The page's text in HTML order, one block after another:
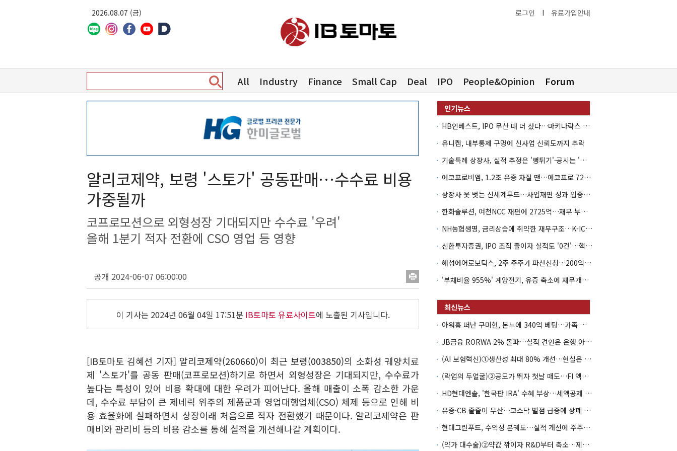
2026.08.07 (금) 로그인 I 유료가입안내
All Industry Finance Small Cap Deal IPO People&Opinion Forum
알리코제약, 보령 '스토가' 공동판매…수수료 비용
가중될까
코프로모션으로 외형성장 기대되지만 수수료 '우려'
올해 1분기 적자 전환에 CSO 영업 등 영향
공개 2024-06-07 06:00:00
이 기사는 2024년 06월 04일 17:51분 IB토마토 유료사이트에 노출된 기사입니다.
[IB토마토 김혜선 기자] 알리코제약(260660)이 최근 보령(003850)의 소화성 궤양치료
제 '스토가'를 공동 판매(코프로모션)하기로 하면서 외형성장은 기대되지만, 수수료가
높다는 특성이 있어 비용 확대에 대한 우려가 피어난다. 올해 매출이 소폭 감소한 가운
데, 수수료 부담이 큰 제네릭 위주의 제품군과 영업대행업체(CSO) 체제 등으로 인해 비
용 효율화에 실패하면서 상장이래 처음으로 적자 전환했기 때문이다. 알리코제약은 판
매비와 관리비 등의 비용 감소를 통해 실적을 개선해나갈 계획이다.
HB인베스트, IPO 무산 때 더 샀다…마키나락스 투자 2.7배 회수
유니켐, 내부통제 구멍에 신사업 신뢰도까지 추락
기술특례 상장사, 실적 추정은 '뻥튀기'·공시는 '누락'
에코프로비엠, 1.2조 유증 차질 땐…에코프로 7270억 '독박'
상장사 옷 벗는 신세계푸드…사업재편 성과 입증할까
한화솔루션, 여천NCC 재편에 2725억…재무 부담 커지나
NH농협생명, 금리상승에 취약한 재무구조…K-ICS 변동성 '주의보'
신한투자증권, IPO 조직 줄이자 실적도 '0건'…핵심 인력까지 이탈
해성에어로보틱스, 2주 주주가 파산신청…200억 CB 분쟁 확산
'부채비율 955%' 계양전기, 유증 축소에 재무개선 효과 '뚝'
아워홈 떠난 구미현, 본느에 340억 베팅…가족 지배체제 구축
JB금융 RORWA 2% 돌파…실적 견인은 은행 아닌 캐피탈
(AI 보험혁신)①생산성 최대 80% 개선…현실은 '실행 격차'
(락업의 두얼굴)②공모가 뛰자 첫날 매도…FI 엑시트 전략 갈렸다
HD현대엔솔, '한국판 IRA' 수혜 부상…세액공제 선택이 변수
유증·CB 줄줄이 무산…코스닥 벌점 급증에 상폐 압박
현대그린푸드, 수익성 본궤도…실적 개선에 주주환원까지
(약가 대수술)②약값 깎이자 R&D부터 축소…제약업계 비상경영 돌입